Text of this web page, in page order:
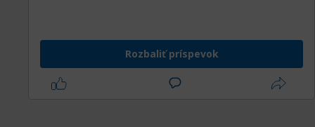
Rozbaliť príspevok